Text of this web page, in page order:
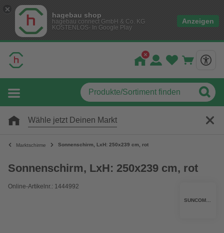
hagebau shop
hagebau connect GmbH & Co. KG
KOSTENLOS- In Google Play
Anzeigen
Wähle jetzt Deinen Markt
Marktschirme Sonnenschirm, LxH: 250x239 cm, rot
Sonnenschirm, LxH: 250x239 cm, rot
Online-Artikelnr.: 1444992